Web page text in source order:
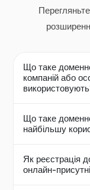
Що таке
компаній або
Що таке
найбільшу
Як реєстрація
онлайн-